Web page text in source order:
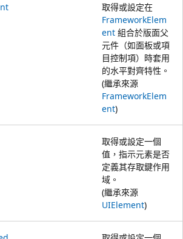
取得或設定在
FrameworkElem
ent 組合於版面父
元件（如面板或項
目控制項）時套用
的水平對齊特性。
(繼承來源
FrameworkElem
ent)
取得或設定一個
值，指示元素是否
定義其存取鍵作用
域。
(繼承來源
UIElement)